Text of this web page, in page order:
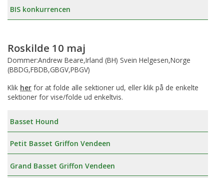
BIS konkurrencen
Roskilde 10 maj
Dommer:Andrew Beare,Irland (BH) Svein Helgesen,Norge
(BBDG,FBDB,GBGV,PBGV)
Klik her for at folde alle sektioner ud, eller klik på de enkelte
sektioner for vise/folde ud enkeltvis.
Basset Hound
Petit Basset Griffon Vendeen
Grand Basset Griffon Vendeen